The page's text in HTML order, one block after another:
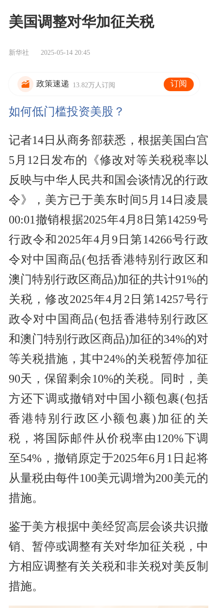
美国调整对华加征关税
新华社 2025-05-14 20:45
政策速递 13.82万人订阅 订阅
如何低门槛投资美股？
记者14日从商务部获悉，根据美国白宫
5月12日发布的《修改对等关税税率以
反映与中华人民共和国会谈情况的行政
令》，美方已于美东时间5月14日凌晨
00:01撤销根据2025年4月8日第14259号
行政令和2025年4月9日第14266号行政
令对中国商品(包括香港特别行政区和
澳门特别行政区商品)加征的共计91%的
关税，修改2025年4月2日第14257号行
政令对中国商品(包括香港特别行政区
和澳门特别行政区商品)加征的34%的对
等关税措施，其中24%的关税暂停加征
90天，保留剩余10%的关税。同时，美
方还下调或撤销对中国小额包裹(包括
香港特别行政区小额包裹)加征的关
税，将国际邮件从价税率由120%下调
至54%，撤销原定于2025年6月1日起将
从量税由每件100美元调增为200美元的
措施。
鉴于美方根据中美经贸高层会谈共识撤
销、暂停或调整有关对华加征关税，中
方相应调整有关关税和非关税对美反制
措施。